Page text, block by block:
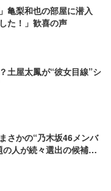
亀梨和也の部屋に潜入
た！」歓喜の声
土屋太鳳が“彼女目線”シ
さかの“乃木坂46メンバ
人が続々選出の候補者